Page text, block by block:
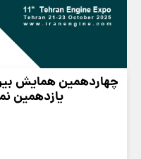
چهاردهمین همایش
یازدهمین